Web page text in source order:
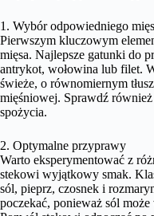
1. Wybór odpowiedniego
Pierwszym kluczowym
mięsa. Najlepsze gatunki do
antrykot, wołowina lub filet.
świeże, o równomiernym
mięśniowej. Sprawdź
spożycia.
2. Optymalne przyprawy
Warto eksperymentować z
stekowi wyjątkowy smak.
sól, pieprz, czosnek i
poczekać, ponieważ sól